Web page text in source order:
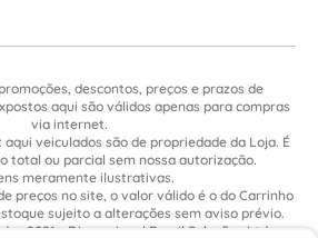
descontos, preços e prazos de
aqui são válidos apenas para compras
via internet.
veiculados são de propriedade da Loja. É
total ou parcial sem nossa autorização.
meramente ilustrativas.
preços no site, o valor válido é o do Carrinho
sujeito a alterações sem aviso prévio.
2021 - Dimensional Brasil Soluções Ltda. -